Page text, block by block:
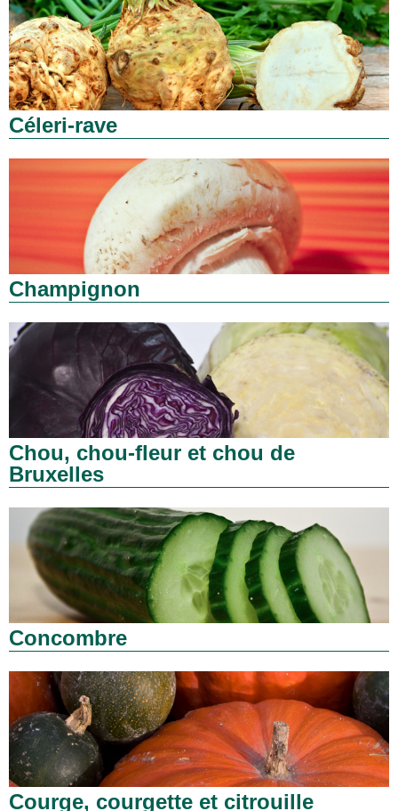
Céleri-rave
Champignon
Chou, chou-fleur et chou de
Bruxelles
Concombre
Courge, courgette et citrouille